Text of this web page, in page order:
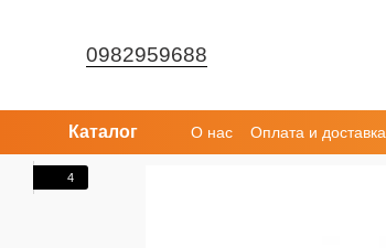
0982959688
Каталог О нас Оплата и доставка
4